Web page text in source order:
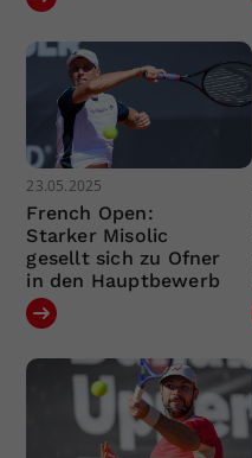
23.05.2025
French Open:
Starker Misolic
gesellt sich zu Ofner
in den Hauptbewerb